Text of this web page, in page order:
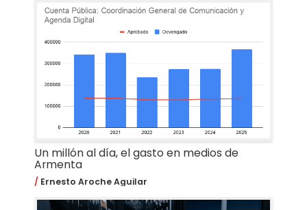
Un millón al día, el gasto en medios de
Armenta
Ernesto Aroche Aguilar